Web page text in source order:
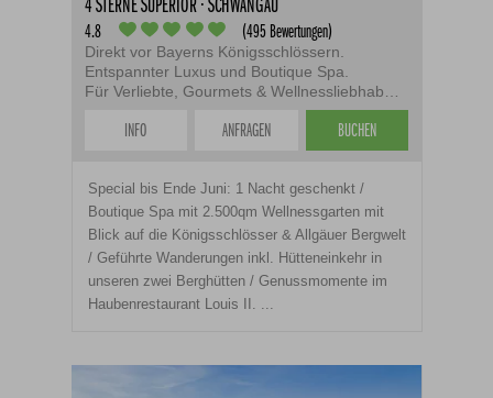
4.8 (495 Bewertungen)
Direkt vor Bayerns Königsschlössern.
Entspannter Luxus und Boutique Spa.
INFO ANFRAGEN BUCHEN
Special bis Ende Juni: 1 Nacht geschenkt /
Boutique Spa mit 2.500qm Wellnessgarten mit
Blick auf die Königsschlösser & Allgäuer Bergwelt
/ Geführte Wanderungen inkl. Hütteneinkehr in
unseren zwei Berghütten / Genussmomente im
Haubenrestaurant Louis II. ...